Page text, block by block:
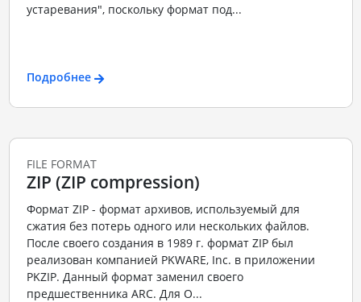
устаревания", поскольку формат под...
Подробнее
FILE FORMAT
ZIP (ZIP compression)
Формат ZIP - формат архивов, используемый для
сжатия без потерь одного или нескольких файлов.
После своего создания в 1989 г. формат ZIP был
реализован компанией PKWARE, Inc. в приложении
PKZIP. Данный формат заменил своего
предшественника ARC. Для О...